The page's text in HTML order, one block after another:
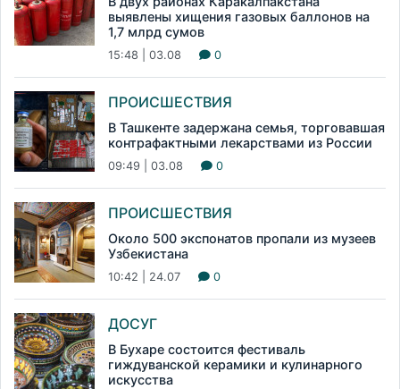
выявлены хищения газовых баллонов на
1,7 млрд сумов
15:48 | 03.08 0
ПРОИСШЕСТВИЯ
В Ташкенте задержана семья, торговавшая
контрафактными лекарствами из России
09:49 | 03.08 0
ПРОИСШЕСТВИЯ
Около 500 экспонатов пропали из музеев
Узбекистана
10:42 | 24.07 0
ДОСУГ
В Бухаре состоится фестиваль
гиждуванской керамики и кулинарного
искусства